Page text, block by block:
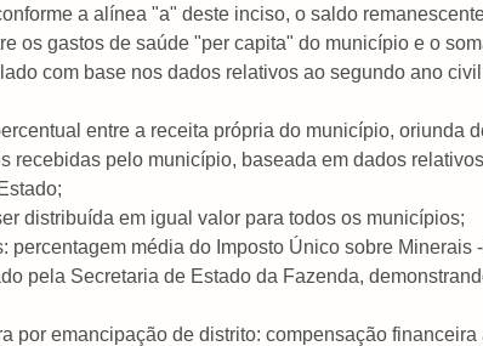
a alínea "a" deste inciso, o saldo
os gastos de saúde "per capita" do município e o
com base nos dados relativos ao segundo ano
entre a receita própria do município, oriunda
recebidas pelo município, baseada em dados
distribuída em igual valor para todos os municípios;
percentagem média do Imposto Único sobre
pela Secretaria de Estado da Fazenda,
por emancipação de distrito: compensação